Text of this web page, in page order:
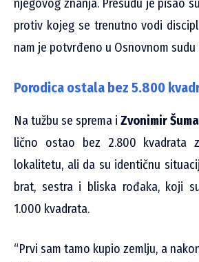
njegovog znanja. Presudu je pisao
protiv kojeg se trenutno vodi
nam je potvrđeno u Osnovnom sudu
Porodica ostala bez 5.800
Na tužbu se sprema i Zvonimir
lično ostao bez 2.800 kvadrata
lokalitetu, ali da su identičnu
brat, sestra i bliska rođaka, koji
1.000 kvadrata.
“Prvi sam tamo kupio zemlju, a